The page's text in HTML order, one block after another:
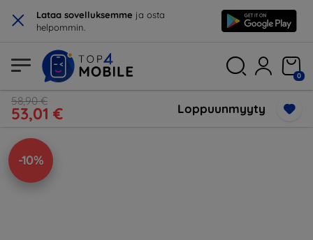
× Lataa sovelluksemme ja osta
helpommin.
0
58,90 €
53,01 € Loppuunmyyty
-10%